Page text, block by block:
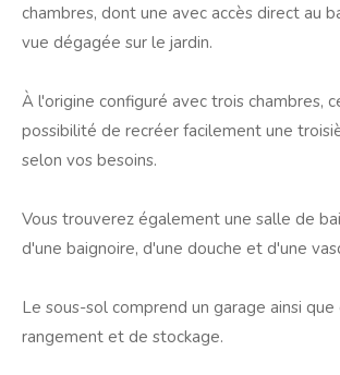
chambres, dont une avec accès direct au
vue dégagée sur le jardin.
À l'origine configuré avec trois chambres,
possibilité de recréer facilement une
selon vos besoins.
Vous trouverez également une salle de
d'une baignoire, d'une douche et d'une
Le sous-sol comprend un garage ainsi
rangement et de stockage.